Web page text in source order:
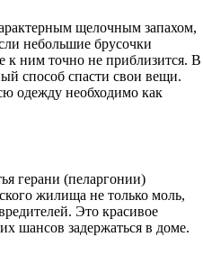
щелочным запахом,
небольшие брусочки
к ним точно не приблизится. В
способ спасти свои вещи.
одежду необходимо как
герани (пеларгонии)
жилища не только моль,
Это красивое
шансов задержаться в доме.